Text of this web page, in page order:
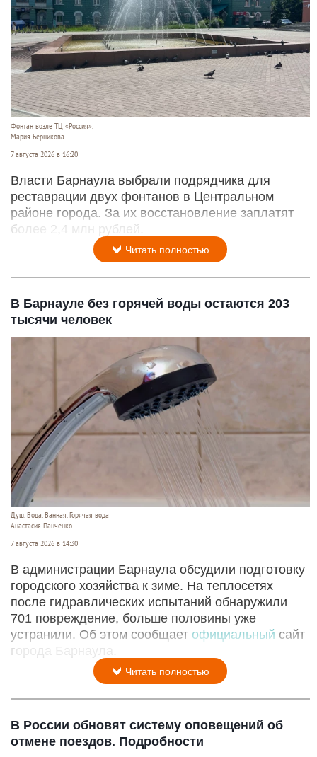
Фонтан возле ТЦ «Россия».
Мария Берникова
7 августа 2026 в 16:20
Власти Барнаула выбрали подрядчика для
реставрации двух фонтанов в Центральном
районе города. За их восстановление заплатят
более 2,4 млн рублей.
Читать полностью
В Барнауле без горячей воды остаются 203
тысячи человек
Душ. Вода. Ванная. Горячая вода
Анастасия Панченко
7 августа 2026 в 14:30
В администрации Барнаула обсудили подготовку
городского хозяйства к зиме. На теплосетях
после гидравлических испытаний обнаружили
701 повреждение, больше половины уже
устранили. Об этом сообщает официальный сайт
города Барнаула.
Читать полностью
В России обновят систему оповещений об
отмене поездов. Подробности